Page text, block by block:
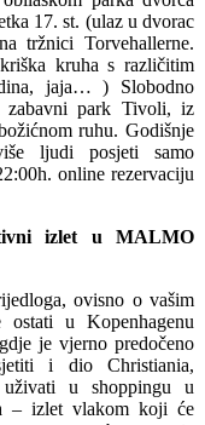
17. st. (ulaz u dvorac
tržnici Torvehallerne.
kruha s različitim
jaja… ) Slobodno
zabavni park Tivoli, iz
ruhu. Godišnje
ljudi posjeti samo
online rezervaciju
izlet u MALMO
ovisno o vašim
u Kopenhagenu
je vjerno predočeno
i dio Christiania,
uživati u shoppingu u
– izlet vlakom koji će